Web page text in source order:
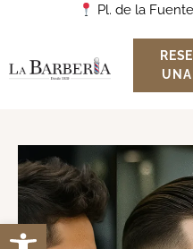
Abrir barra de herramientas
Pl. de la
UNA